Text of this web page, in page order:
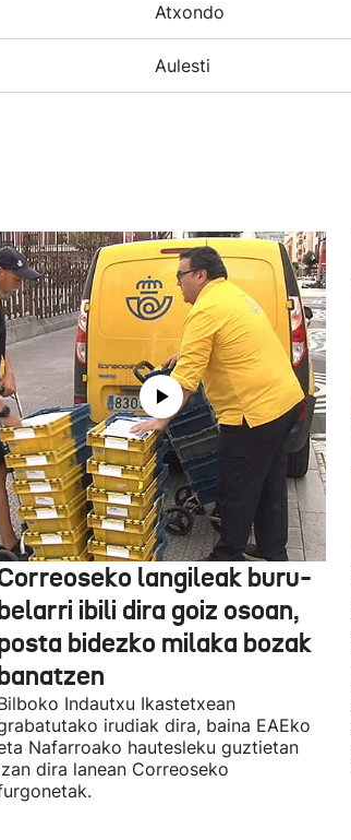
Atxondo
Aulesti
langileak buru-
ibili dira goiz osoan,
bidezko milaka bozak
Indautxu Ikastetxean
irudiak dira, baina EAEko
Nafarroako hautesleku guztietan
dira lanean Correoseko